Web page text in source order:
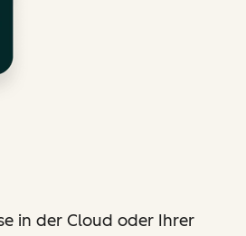
in der Cloud oder Ihrer